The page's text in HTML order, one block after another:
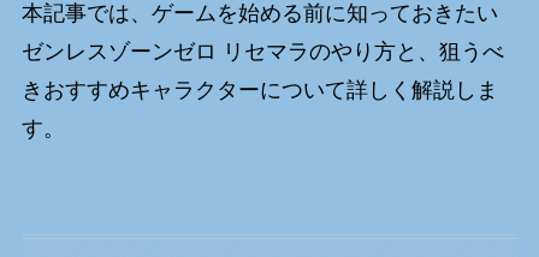
本記事では、ゲームを始める前に知っておきたい
ゼンレスゾーンゼロ リセマラのやり方と、狙うべ
きおすすめキャラクターについて詳しく解説しま
す。